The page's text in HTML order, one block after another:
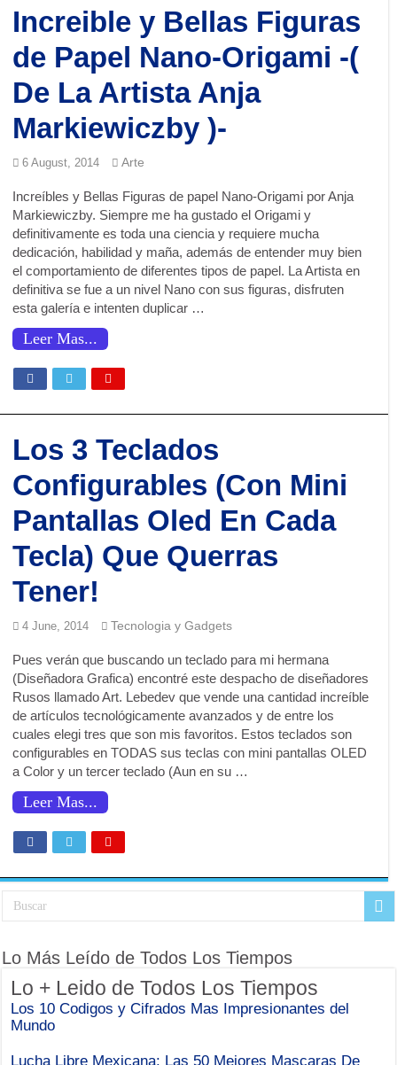
Increible y Bellas Figuras
de Papel Nano-Origami -(
De La Artista Anja
Markiewiczby )-
6 August, 2014 Arte
Increíbles y Bellas Figuras de papel Nano-Origami por Anja
Markiewiczby. Siempre me ha gustado el Origami y
definitivamente es toda una ciencia y requiere mucha
dedicación, habilidad y maña, además de entender muy bien
el comportamiento de diferentes tipos de papel. La Artista en
definitiva se fue a un nivel Nano con sus figuras, disfruten
esta galería e intenten duplicar …
Leer Mas...
Los 3 Teclados
Configurables (Con Mini
Pantallas Oled En Cada
Tecla) Que Querras
Tener!
4 June, 2014 Tecnologia y Gadgets
Pues verán que buscando un teclado para mi hermana
(Diseñadora Grafica) encontré este despacho de diseñadores
Rusos llamado Art. Lebedev que vende una cantidad increíble
de artículos tecnológicamente avanzados y de entre los
cuales elegi tres que son mis favoritos. Estos teclados son
configurables en TODAS sus teclas con mini pantallas OLED
a Color y un tercer teclado (Aun en su …
Leer Mas...
Lo Más Leído de Todos Los Tiempos
Lo + Leido de Todos Los Tiempos
Los 10 Codigos y Cifrados Mas Impresionantes del
Mundo
Lucha Libre Mexicana: Las 50 Mejores Mascaras De